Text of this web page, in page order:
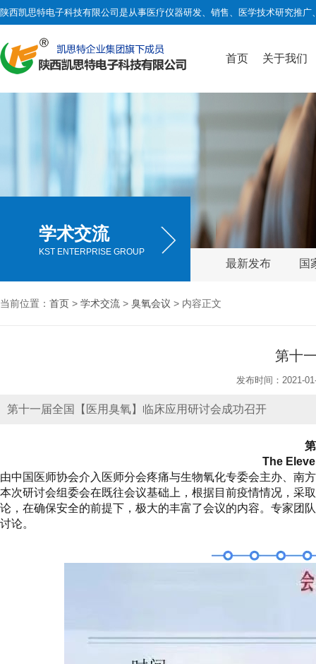
陕西凯思特电子科技有限公司是从事医疗仪器研发、销售、医学技术研究推
首页 关于我们
学术交流
KST ENTERPRISE GROUP
最新发布 国
当前位置： 首页 > 学术交流 > 臭氧会议 > 内容正文
第十
发布时间：2021-
第十一届全国【医用臭氧】临床应用研讨会成功召开
The
由中国医师协会介入医师分会疼痛与生物氧化专委会主办、南
本次研讨会组委会在既往会议基础上，根据目前疫情情况，采
论，在确保安全的前提下，极大的丰富了会议的内容。专家团
讨论。